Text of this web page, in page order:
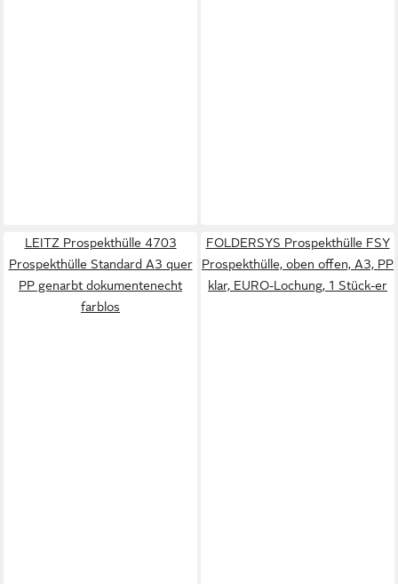
LEITZ Prospekthülle 4703
Prospekthülle Standard A3 quer
PP genarbt dokumentenecht
farblos
FOLDERSYS Prospekthülle FSY
Prospekthülle, oben offen, A3, PP
klar, EURO-Lochung, 1 Stück-er